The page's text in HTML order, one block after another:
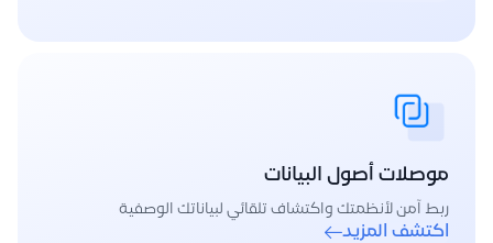
موصلات أصول البيانات
ربط آمن لأنظمتك واكتشاف تلقائي لبياناتك الوصفية
اكتشف المزيد